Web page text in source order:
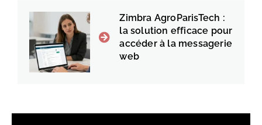
Zimbra AgroParisTech :
la solution efficace pour
accéder à la messagerie
web